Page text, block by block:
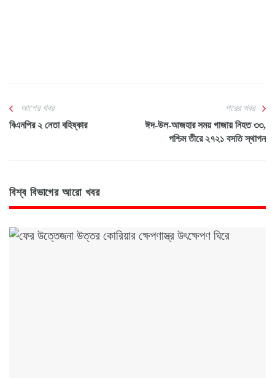
আগের খবর
বিএনপির ২ নেতা বহিষ্কার
পরের খবর
ঈদ-উল-আজহার সময় গাজায় নিহত ৩৩,
পশ্চিম তীরে ২৭২১ বসতি স্থাপন
বিশ্ব বিভাগের আরো খবর